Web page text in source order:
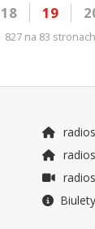
18 19
827 na 83 stronach